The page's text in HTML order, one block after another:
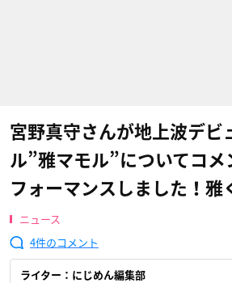
宮野真守さんが地上波デビ
ル”雅マモル”についてコ
フォーマンスしました！雅
ニュース
4
ライター：にじめん編集部